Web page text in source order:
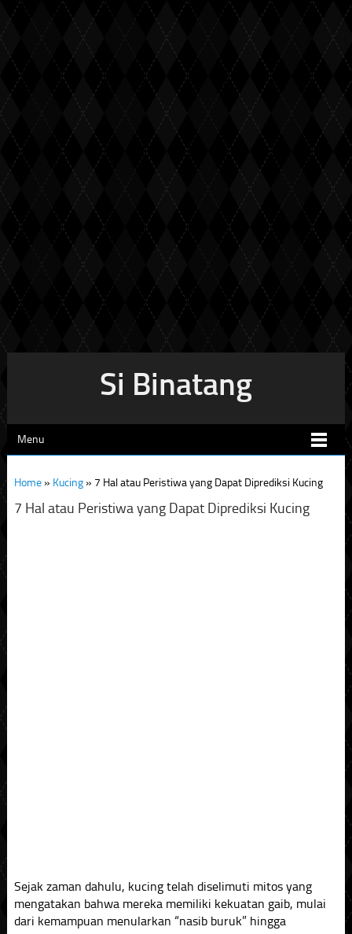
Si Binatang
Menu
Home» Kucing» 7 Hal atau Peristiwa yang Dapat Diprediksi Kucing
7 Hal atau Peristiwa yang Dapat Diprediksi Kucing
Sejak zaman dahulu, kucing telah diselimuti mitos yang
mengatakan bahwa mereka memiliki kekuatan gaib, mulai
dari kemampuan menularkan “nasib buruk” hingga